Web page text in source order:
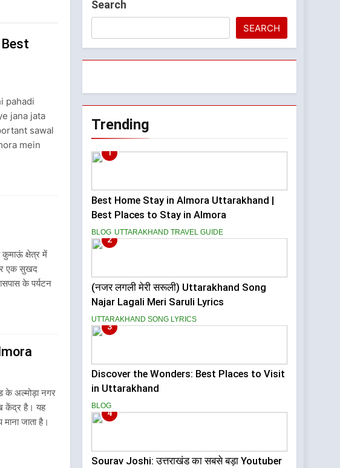
What is the State Fruit of Uttarakhand?
pahadi
jana jata
sawal
mein
कुमाऊं क्षेत्र में
एक सुखद
के पर्यटन
के अल्मोड़ा नगर
केंद्र है। यह
जाता है।
Search
SEARCH
Trending
1
Best Home Stay in Almora Uttarakhand |
Best Places to Stay in Almora
BLOG UTTARAKHAND TRAVEL GUIDE
2
(नजर लगली मेरी सरूली) Uttarakhand Song
Najar Lagali Meri Saruli Lyrics
UTTARAKHAND SONG LYRICS
3
Discover the Wonders: Best Places to Visit
in Uttarakhand
BLOG
4
Sourav Joshi: उत्तराखंड का सबसे बड़ा Youtuber